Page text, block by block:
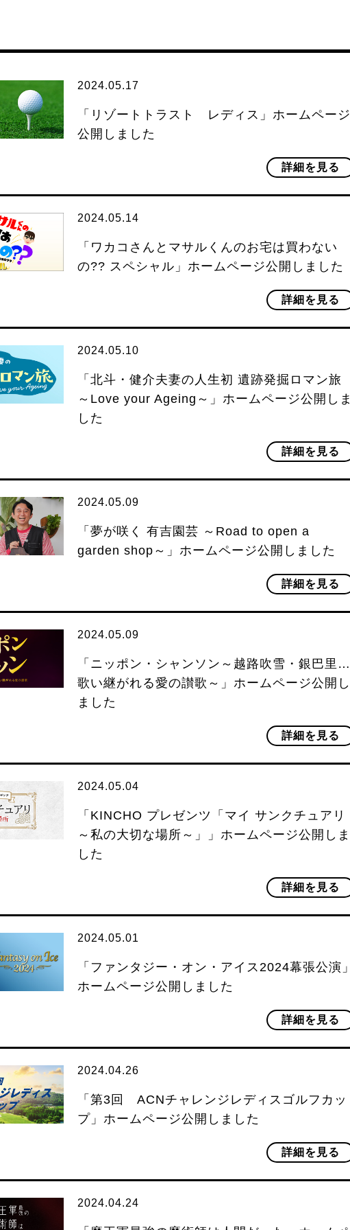
2024.05.17
「リゾートトラスト レディス」ホームページ
公開しました
詳細を見る
2024.05.14
「ワカコさんとマサルくんのお宅は買わない
の?? スペシャル」ホームページ公開しました
詳細を見る
2024.05.10
「北斗・健介夫妻の人生初 遺跡発掘ロマン旅
～Love your Ageing～」ホームページ公開しま
した
詳細を見る
2024.05.09
「夢が咲く 有吉園芸 ～Road to open a
garden shop～」ホームページ公開しました
詳細を見る
2024.05.09
「ニッポン・シャンソン～越路吹雪・銀巴里…
歌い継がれる愛の讃歌～」ホームページ公開し
ました
詳細を見る
2024.05.04
「KINCHO プレゼンツ「マイ サンクチュアリ
～私の大切な場所～」」ホームページ公開しま
した
詳細を見る
2024.05.01
「ファンタジー・オン・アイス2024幕張公演」
ホームページ公開しました
詳細を見る
2024.04.26
「第3回 ACNチャレンジレディスゴルフカッ
プ」ホームページ公開しました
詳細を見る
2024.04.24